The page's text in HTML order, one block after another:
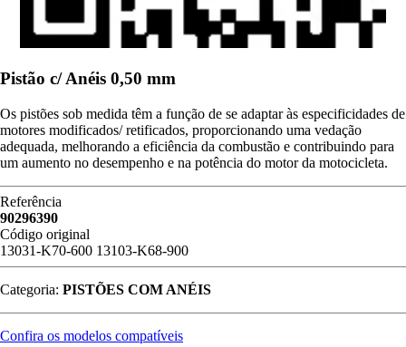
Pistão c/ Anéis 0,50 mm
Os pistões sob medida têm a função de se adaptar às especificidades de
motores modificados/ retificados, proporcionando uma vedação
adequada, melhorando a eficiência da combustão e contribuindo para
um aumento no desempenho e na potência do motor da motocicleta.
Referência
90296390
Código original
13031-K70-600 13103-K68-900
Categoria: PISTÕES COM ANÉIS
Confira os modelos compatíveis